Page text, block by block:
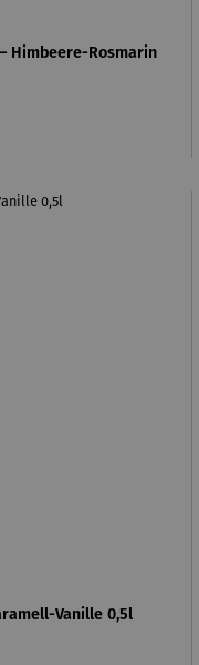
Himbeere-Rosmarin
Vanille 0,5l